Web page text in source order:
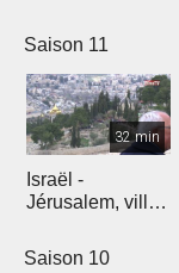
Saison 11
32 min
Israël -
Jérusalem, ville
Saison 10